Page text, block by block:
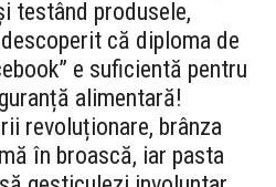
testând produsele,
că diploma de
e suficientă pentru
alimentară!
revoluționare, brânza
în broască, iar pasta